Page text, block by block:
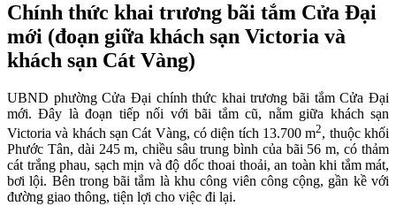
Chính thức khai trương bãi tắm Cửa Đại
mới (đoạn giữa khách sạn Victoria và
khách sạn Cát Vàng)
UBND phường Cửa Đại chính thức khai trương bãi tắm Cửa Đại
mới. Đây là đoạn tiếp nối với bãi tắm cũ, nằm giữa khách sạn
Victoria và khách sạn Cát Vàng, có diện tích 13.700 m2, thuộc khối
Phước Tân, dài 245 m, chiều sâu trung bình của bãi 56 m, có thảm
cát trắng phau, sạch mịn và độ dốc thoai thoải, an toàn khi tắm mát,
bơi lội. Bên trong bãi tắm là khu công viên công cộng, gần kề với
đường giao thông, tiện lợi cho việc đi lại.